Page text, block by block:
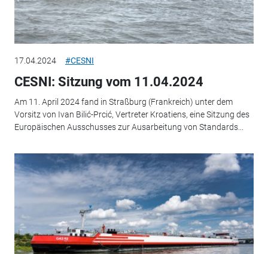
17.04.2024 #CESNI
CESNI: Sitzung vom 11.04.2024
Am 11. April 2024 fand in Straßburg (Frankreich) unter dem
Vorsitz von Ivan Bilić-Prcić, Vertreter Kroatiens, eine Sitzung des
Europäischen Ausschusses zur Ausarbeitung von Standards...